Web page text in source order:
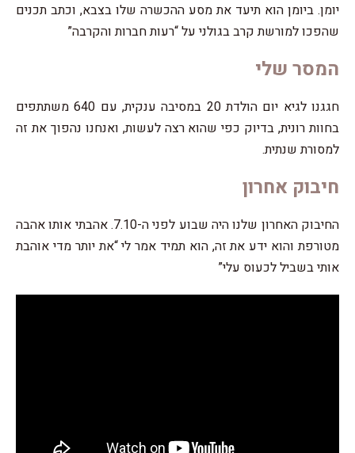
יומן. ביומן הוא תיעד את מסע ההכשרה שלו בצבא, וכתב תכנים
שהפכו למורשת קרב בגולני על “רעות חברות והקרבה”
המסר שלי
חגגנו לגיא יום הולדת 20 במסיבה ענקית, עם 640 משתתפים
בחוות רונית, בדיוק כפי שהוא רצה לעשות, ואנחנו נהפוך את זה
למסורת שנתית.
חיבוק אחרון
החיבוק האחרון שלנו היה שבוע לפני ה-7.10. אהבתי אותו אהבה
מטורפת והוא ידע את זה, הוא תמיד אמר לי “את יותר מדי אוהבת
אותי בשביל לכעוס עלי”